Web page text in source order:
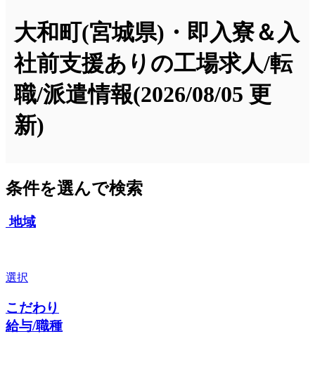
大和町(宮城県)・即入寮＆入
社前支援ありの工場求人/転
職/派遣情報(2026/08/05 更
新)
条件を選んで検索
地域
選択
こだわり
給与/職種